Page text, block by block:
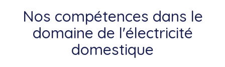
Nos compétences dans le
domaine de l'électricité
domestique